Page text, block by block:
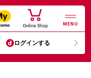
MENU
ログインする